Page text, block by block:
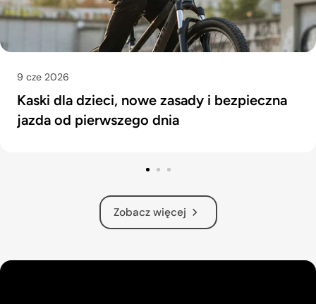
9 cze 2026
Kaski dla dzieci, nowe zasady i bezpieczna
jazda od pierwszego dnia
Zobacz więcej